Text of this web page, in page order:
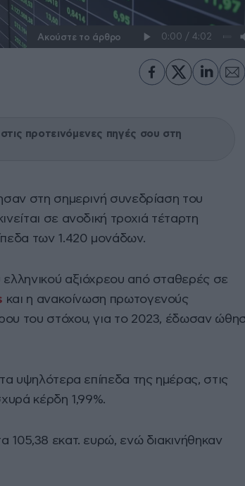
Ακούστε το άρθρο
προτεινόμενες πηγές σου στη
στη σημερινή συνεδρίαση του
σε ανοδική τροχιά τέταρτη
των 1.420 μονάδων.
αξιόχρεου από σταθερές σε
και η ανακοίνωση πρωτογενούς
του στόχου, για το 2023, έδωσαν
υψηλότερα επίπεδα της ημέρας, στις
κέρδη 1,99%.
εκατ. ευρώ, ενώ διακινήθηκαν